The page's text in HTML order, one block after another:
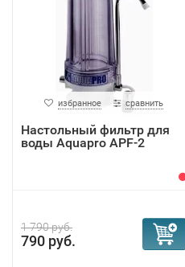
избранное сравнить
Настольный фильтр для
воды Aquapro APF-2
1 790 руб.
790 руб.